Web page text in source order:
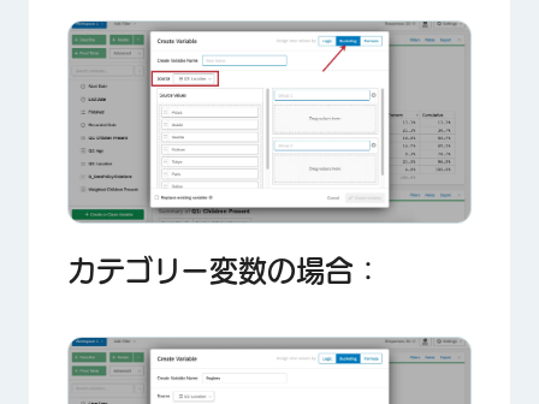
×
カテゴリー変数の場合：